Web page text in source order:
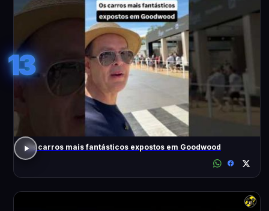
13
Os carros mais fantásticos expostos em Goodwood